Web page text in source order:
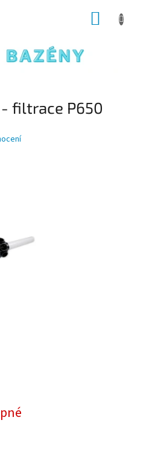
filtrace P650
z 5 hvězdiček.